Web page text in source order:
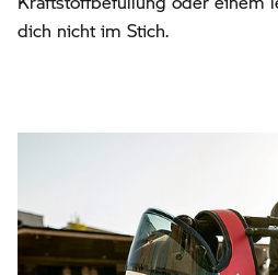
dich nicht im Stich.